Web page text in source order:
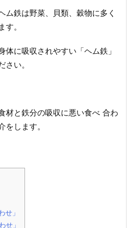
ム鉄は野菜、貝類、穀物に多く
。
体に吸収されやすい「ヘム鉄」
さい。
材と鉄分の吸収に悪い食べ 合わ
をします。
せ」
せ」